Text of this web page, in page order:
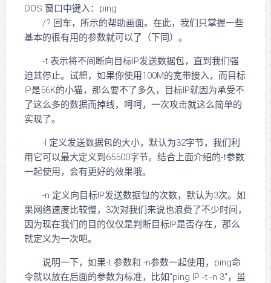
DOS 窗口中键入：ping
/? 回车，所示的帮助画面。在此，我们只掌握一些
基本的很有用的参数就可以了（下同）。
-t 表示将不间断向目标IP发送数据包，直到我们强
迫其停止。试想，如果你使用100M的宽带接入，而目标
IP是56K的小猫，那么要不了多久，目标IP就因为承受不
了这么多的数据而掉线，呵呵，一次攻击就这么简单的
实现了。
-l 定义发送数据包的大小，默认为32字节，我们利
用它可以最大定义到65500字节。结合上面介绍的-t参数
一起使用，会有更好的效果哦。
-n 定义向目标IP发送数据包的次数，默认为3次。如
果网络速度比较慢，3次对我们来说也浪费了不少时间，
因为现在我们的目的仅仅是判断目标IP是否存在，那么
就定义为一次吧。
说明一下，如果-t 参数和 -n参数一起使用，ping命
令就以放在后面的参数为标准，比如"ping IP -t -n 3"，虽